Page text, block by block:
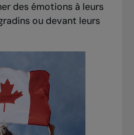
des émotions à leurs
ou devant leurs